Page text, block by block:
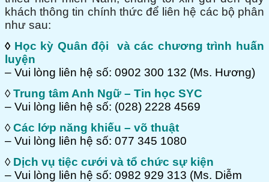
khách thông tin chính thức để liên hệ các bộ phân
như sau:
◊ Học kỳ Quân đội và các chương trình huấn
luyện
– Vui lòng liên hệ số: 0902 300 132 (Ms. Hương)
◊Trung tâm Anh Ngữ – Tin học SYC
– Vui lòng liên hệ số: (028) 2228 4569
◊Các lớp năng khiếu – võ thuật
– Vui lòng liên hệ số: 077 345 1080
◊ Dịch vụ tiệc cưới và tổ chức sự kiện
– Vui lòng liên hệ số: 0982 929 313 (Ms. Diễm